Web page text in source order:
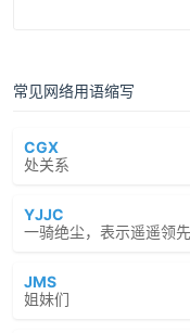
常见网络用语缩写
CGX
处关系
YJJC
一骑绝尘，表示遥遥领先
JMS
姐妹们